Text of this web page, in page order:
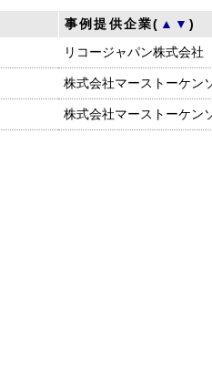
事例提供企業( ▲ ▼)
リコージャパン株式会社
株式会社マーストーケン
株式会社マーストーケン